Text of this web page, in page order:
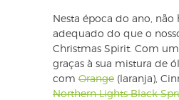
Nesta época do ano, não
adequado do que o
Christmas Spirit. Com
graças à sua mistura de
com Orange (laranja),
Northern Lights Black